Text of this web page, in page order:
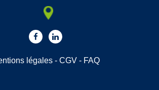
légales - CGV - FAQ